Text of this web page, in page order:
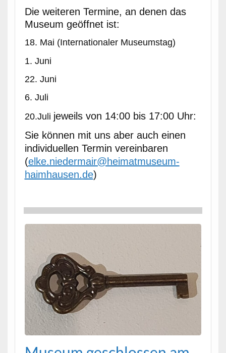
Die weit­eren Ter­mine, an denen das
Muse­um geöffnet ist:
18. Mai (Inter­na­tionaler Museumstag)
1. Juni
22. Juni
6. Juli
20.Juli jew­eils von 14:00 bis 17:00 Uhr:
Sie kön­nen mit uns aber auch einen
indi­vidu­ellen Ter­min vere­in­baren
(elke.niedermair@heimatmuseum-
haimhausen.de)